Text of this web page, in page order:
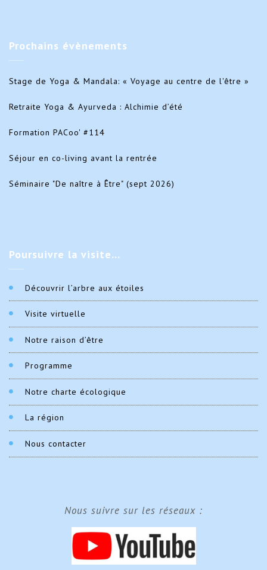
Prochains évènements
Stage de Yoga & Mandala: « Voyage au centre de l'être »
Retraite Yoga & Ayurveda : Alchimie d’été
Formation PACoo' #114
Séjour en co-living avant la rentrée
Séminaire "De naître à Être" (sept 2026)
Poursuivre la visite…
Découvrir l’arbre aux étoiles
Visite virtuelle
Notre raison d’être
Programme
Notre charte écologique
La région
Nous contacter
Nous suivre sur les réseaux :